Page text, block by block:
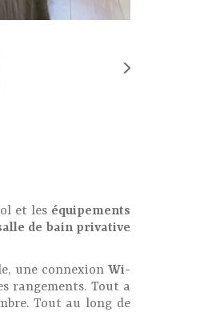
et les équipements
de bain privative
une connexion Wi-
rangements. Tout a
Tout au long de